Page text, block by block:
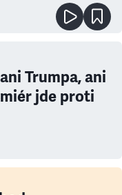
Trumpa, ani
jde proti